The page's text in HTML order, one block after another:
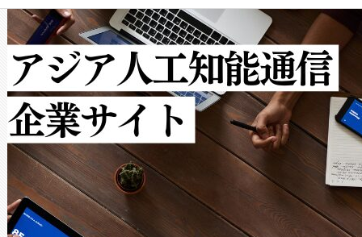
クルの各段階のデータを監視
[…]
で向上し、最大検知距離は
ットだけで最大1キロメート
ルの変電所周囲を監視でき、
作業と点群処理を簡素化でき
Avia 2は、2種類のFOVオプシ
× 80°のノーマルモード、長
ードを切り替えて使用するこ